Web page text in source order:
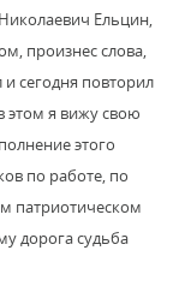
Ельцин,
произнес слова,
сегодня повторил
этом я вижу свою
этого
по работе, по
патриотическом
дорога судьба